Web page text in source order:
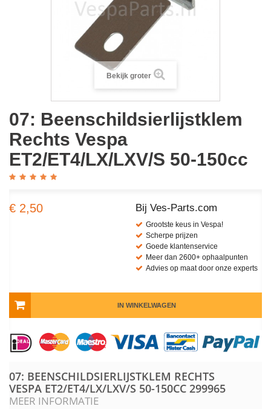
Bekijk groter
07: Beenschildsierlijstklem
Rechts Vespa
ET2/ET4/LX/LXV/S 50-150cc
€ 2,50 Bij Ves-Parts.com
Grootste keus in Vespa!
Scherpe prijzen
Goede klantenservice
Meer dan 2600+ ophaalpunten
Advies op maat door onze experts
IN WINKELWAGEN
07: BEENSCHILDSIERLIJSTKLEM RECHTS
VESPA ET2/ET4/LX/LXV/S 50-150CC 299965
MEER INFORMATIE